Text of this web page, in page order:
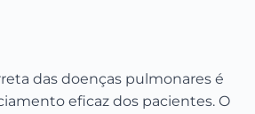
das doenças pulmonares é
eficaz dos pacientes. O